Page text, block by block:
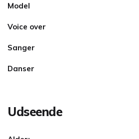
Model
Voice over
Sanger
Danser
Udseende